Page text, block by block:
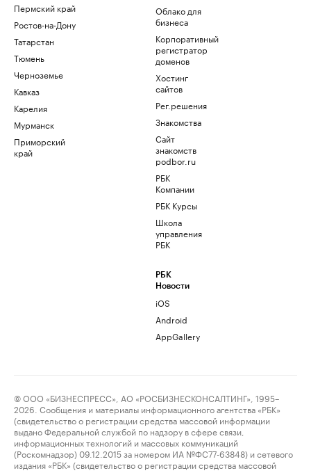
Пермский край
Ростов-на-Дону
Татарстан
Тюмень
Черноземье
Кавказ
Карелия
Мурманск
Приморский
край
Облако для
бизнеса
Корпоративный
регистратор
доменов
Хостинг
сайтов
Рег.решения
Знакомства
Сайт
знакомств
podbor.ru
РБК
Компании
РБК Курсы
Школа
управления
РБК
РБК
Новости
iOS
Android
AppGallery
© ООО «БИЗНЕСПРЕСС», АО «РОСБИЗНЕСКОНСАЛТИНГ», 1995–
2026. Сообщения и материалы информационного агентства «РБК»
(свидетельство о регистрации средства массовой информации
выдано Федеральной службой по надзору в сфере связи,
информационных технологий и массовых коммуникаций
(Роскомнадзор) 09.12.2015 за номером ИА №ФС77-63848) и сетевого
издания «РБК» (свидетельство о регистрации средства массовой